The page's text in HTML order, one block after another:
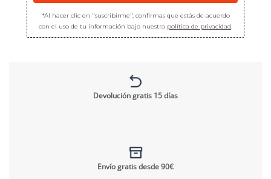
*Al hacer clic en "suscribirme", confirmas que estás de acuerdo
con el uso de tu información bajo nuestra política de privacidad.
Devolución gratis 15 días
Envío gratis desde 90€